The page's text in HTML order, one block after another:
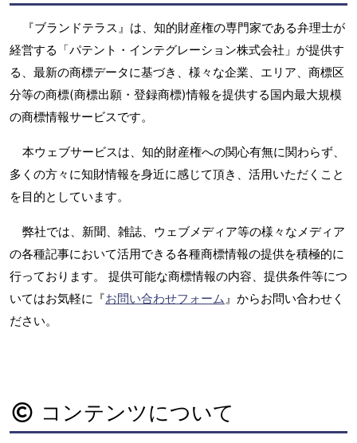
『ブランドテラス』は、知的財産権の専門家である弁理士が
経営する「パテント・インテグレーション株式会社」が提供す
る、最新の商標データに基づき、様々な企業、エリア、商標区
分等の商標(商標出願・登録商標)情報を提供する国内最大規模
の商標情報サービスです。
本ウェブサービスは、知的財産権への関心有無に関わらず、
多くの方々に知財情報を身近に感じて頂き、活用いただくこと
を目的としています。
弊社では、新聞、雑誌、ウェブメディア等の様々なメディア
の各種記事において活用できる各種商標情報の提供を積極的に
行っております。 提供可能な商標情報の内容、提供条件等につ
いてはお気軽に『お問い合わせフォーム』からお問い合わせく
ださい。
コンテンツについて